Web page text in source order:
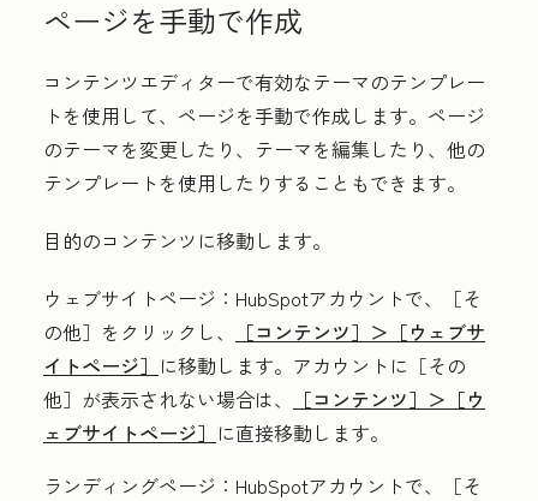
ページを手動で作成
コンテンツエディターで有効なテーマのテンプレー
トを使用して、ページを手動で作成します。ページ
のテーマを変更したり、テーマを編集したり、他の
テンプレートを使用したりすることもできます。
目的のコンテンツに移動します。
ウェブサイトページ ：HubSpotアカウントで、
［そ
の他］をクリックし、
［コンテンツ］＞ ［ウェブサ
イトページ］ に移動します。アカウントに ［その
他］が表示されない場合は、
［コンテンツ］＞ ［ウ
ェブサイトページ］ に直接移動します。
ランディングページ ：HubSpotアカウントで、
［そ